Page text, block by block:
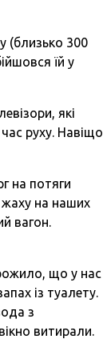
(близько 300
їй у
які
руху. Навіщо
на потяги
жаху на наших
вагон.
що у нас
із туалету.
з
витирали.